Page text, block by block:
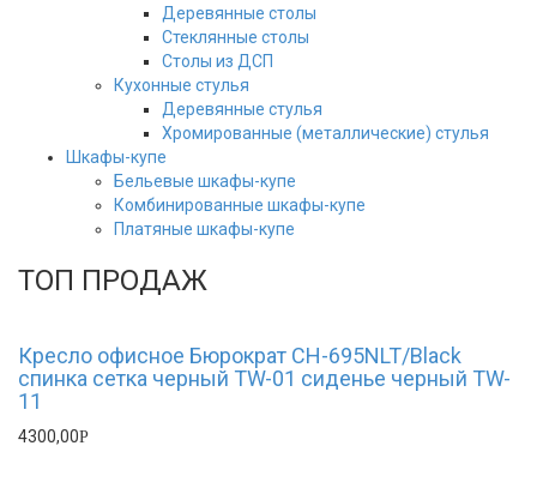
Деревянные столы
Стеклянные столы
Столы из ДСП
Кухонные стулья
Деревянные стулья
Хромированные (металлические) стулья
Шкафы-купе
Бельевые шкафы-купе
Комбинированные шкафы-купе
Платяные шкафы-купе
ТОП ПРОДАЖ
Кресло офисное Бюрократ CH-695NLT/Black
спинка сетка черный TW-01 сиденье черный TW-
11
4300,00Р